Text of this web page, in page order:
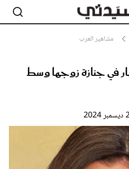
مشاهير العرب
في جنازة زوجها وسط